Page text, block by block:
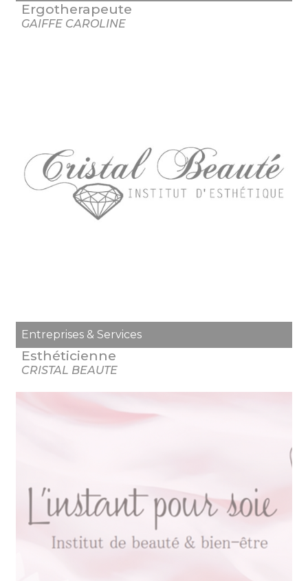
Ergotherapeute
GAIFFE CAROLINE
Entreprises & Services
Esthéticienne
CRISTAL BEAUTE